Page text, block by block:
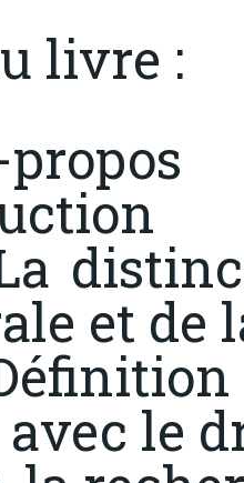
livre :
et de
le